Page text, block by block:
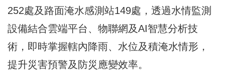
252處及路面淹水感測站149處，透過水情監測
設備結合雲端平台、物聯網及AI智慧分析技
術，即時掌握轄內降雨、水位及積淹水情形，
提升災害預警及防災應變效率。